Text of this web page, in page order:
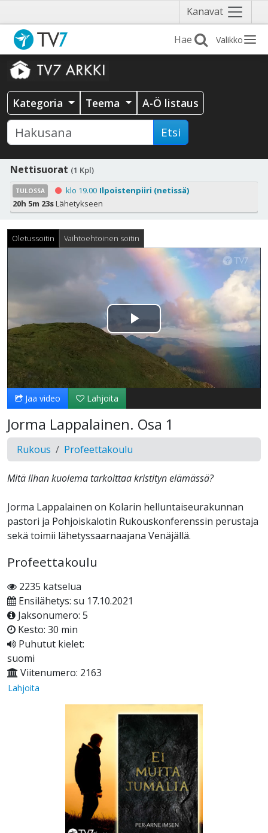
Kanavat Näytä
valikko
Valikko
Kategoria Teema A-Ö listaus
Etsi
Nettisuorat (1 Kpl)
TULOSSA klo 19.00 Ilpoistenpiiri (netissä)
20h 5m 21sLähetykseen
Oletussoitin Vaihtoehtoinen soitin
Toista
Video
Jaa video Lahjoita
Jorma Lappalainen. Osa 1
Rukous Profeettakoulu
Mitä lihan kuolema tarkoittaa kristityn elämässä?
Jorma Lappalainen on Kolarin helluntaiseurakunnan
pastori ja Pohjoiskalotin Rukouskonferenssin perustaja
sekä toimii lähetyssaarnaajana Venäjällä.
Profeettakoulu
2235 katselua
Ensilähetys: su 17.10.2021
Jaksonumero: 5
Kesto: 30 min
Puhutut kielet:
suomi
Viitenumero: 2163
Lahjoita